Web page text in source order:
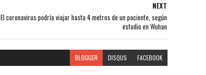
NEXT
El coronavirus podría viajar hasta 4 metros de un paciente, según
estudio en Wuhan
BLOGGER DISQUS FACEBOOK